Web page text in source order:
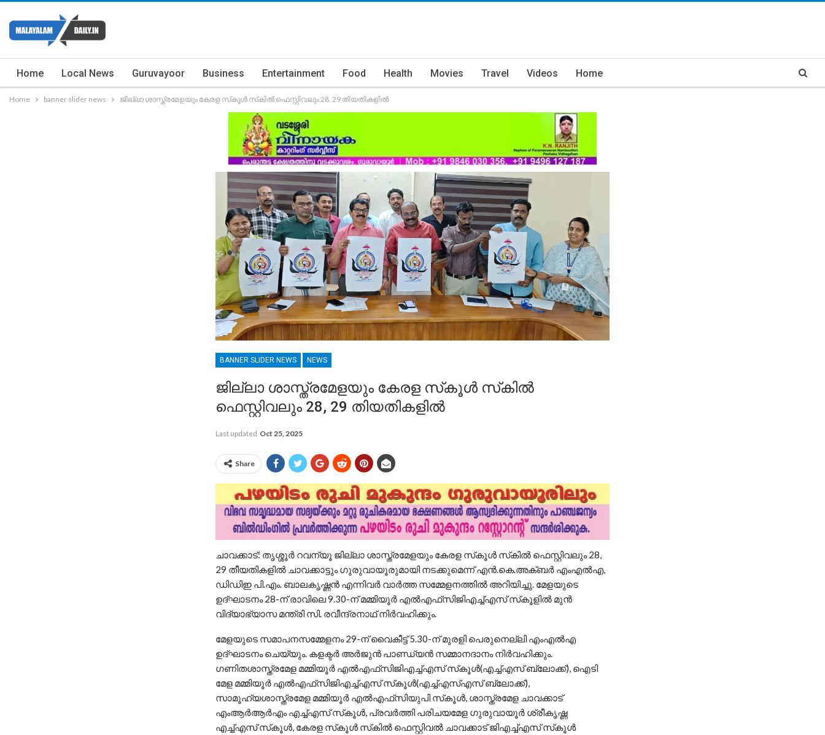
Home Local News Guruvayoor Business Entertainment Food Health Movies Travel Videos Home
Home banner slider news ജില്ലാ ശാസ്ത്രമേളയും കേരള സ്‌കൂള്‍ സ്‌കില്‍ ഫെസ്റ്റിവലും 28, 29 തിയതികളില്‍
BANNER SLIDER NEWS NEWS
ജില്ലാ ശാസ്ത്രമേളയും കേരള സ്‌കൂള്‍ സ്‌കില്‍
ഫെസ്റ്റിവലും 28, 29 തിയതികളില്‍
Last updated Oct 25, 2025
Share
ചാവക്കാട്: തൃശ്ശൂര്‍ റവന്യൂ ജില്ലാ ശാസ്ത്രമേളയും കേരള സ്‌കൂള്‍ സ്‌കില്‍ ഫെസ്റ്റിവലും 28,
29 തീയതികളില്‍ ചാവക്കാട്ടും ഗുരുവായൂരുമായി നടക്കുമെന്ന് എന്‍.കെ.അക്ബര്‍ എംഎല്‍എ,
ഡിഡിഇ പി.എം. ബാലകൃഷ്ണന്‍ എന്നിവര്‍ വാർത്ത സമ്മേളനത്തില്‍ അറിയിച്ചു. മേളയുടെ
ഉദ്ഘാടനം 28-ന് രാവിലെ 9.30-ന് മമ്മിയൂര്‍ എല്‍എഫ്‌സിജിഎച്ച്എസ് സ്‌കൂളില്‍ മുന്‍
വിദ്യാഭ്യാസ മന്ത്രി സി. രവീന്ദ്രനാഥ് നിര്‍വഹിക്കും.
മേളയുടെ സമാപനസമ്മേളനം 29-ന് വൈകീട്ട് 5.30-ന് മുരളി പെരുനെല്ലി എംഎല്‍എ
ഉദ്ഘാടനം ചെയ്യും. കളക്ടര്‍ അര്‍ജുന്‍ പാണ്ഡ്യന്‍ സമ്മാനദാനം നിര്‍വഹിക്കും.
ഗണിതശാസ്ത്രമേള മമ്മിയൂര്‍ എല്‍എഫ്‌സിജിഎച്ച്എസ് സ്‌കൂള്‍(എച്ച്എസ് ബ്ലോക്ക്), ഐടി
മേള മമ്മിയൂര്‍ എല്‍എഫ്‌സിജിഎച്ച്എസ് സ്‌കൂള്‍(എച്ച്എസ്എസ് ബ്ലോക്ക്),
സാമൂഹ്യശാസ്ത്രമേള മമ്മിയൂര്‍ എല്‍എഫ്‌സിയുപി സ്‌കൂള്‍, ശാസ്ത്രമേള ചാവക്കാട്
എംആര്‍ആര്‍എം എച്ച്എസ് സ്‌കൂള്‍, പ്രവര്‍ത്തി പരിചയമേള ഗുരുവായൂര്‍ ശ്രീകൃഷ്ണ
എച്ച്എസ് സ്‌കൂള്‍, കേരള സ്‌കൂള്‍ സ്‌കില്‍ ഫെസ്റ്റിവല്‍ ചാവക്കാട് ജിഎച്ച്എസ് സ്‌കൂള്‍